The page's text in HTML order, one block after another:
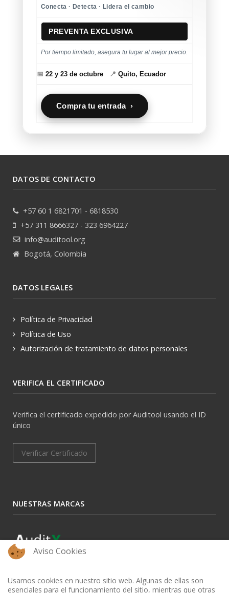
Conecta · Detecta · Lidera el cambio
PREVENTA EXCLUSIVA
Por tiempo limitado, asegura tu lugar al mejor precio.
📅 22 y 23 de octubre 📍 Quito, Ecuador
Compra tu entrada ›
DATOS DE CONTACTO
+57 60 1 6821701 - 6818530
+57 311 8666327 - 323 6964227
info@auditool.org
Bogotá, Colombia
DATOS LEGALES
Política de Privacidad
Política de Uso
Autorización de tratamiento de datos personales
VERIFICA EL CERTIFICADO
Verifica el certificado expedido por Auditool usando el ID
único
Verificar Certificado
NUESTRAS MARCAS
Aviso Cookies
Usamos cookies en nuestro sitio web. Algunas de ellas son
esenciales para el funcionamiento del sitio, mientras que otras